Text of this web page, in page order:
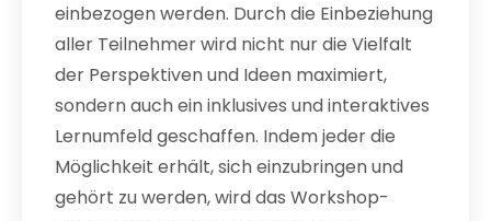
einbezogen werden. Durch die Einbeziehung
aller Teilnehmer wird nicht nur die Vielfalt
der Perspektiven und Ideen maximiert,
sondern auch ein inklusives und interaktives
Lernumfeld geschaffen. Indem jeder die
Möglichkeit erhält, sich einzubringen und
gehört zu werden, wird das Workshop-